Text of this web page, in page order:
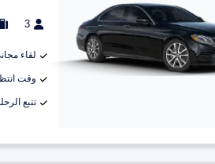
3
لقاء
وقت
تتبع